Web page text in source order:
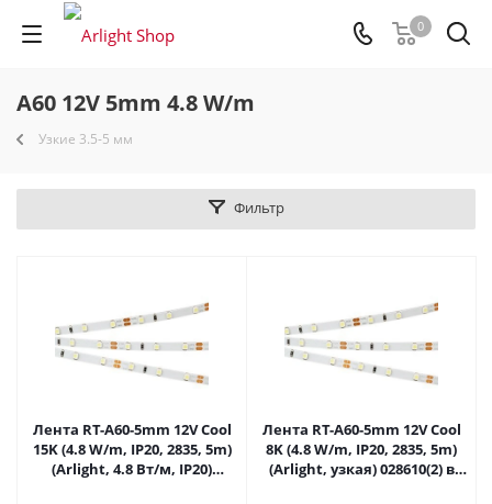
0
A60 12V 5mm 4.8 W/m
Узкие 3.5-5 мм
Фильтр
Лента RT-A60-5mm 12V Cool
15K (4.8 W/m, IP20, 2835, 5m)
(Arlight, 4.8 Вт/м, IP20)
Лента RT-A60-5mm 12V Cool
8K (4.8 W/m, IP20, 2835, 5m)
(Arlight, узкая) 028610(2) в